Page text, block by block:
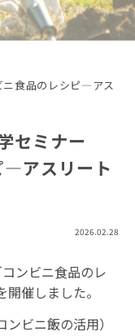
ニ食品のレシピ―アス
セミナー
―アスリート
2026.02.28
ンビニ食品のレ
開催しました。
ビニ飯の活用）